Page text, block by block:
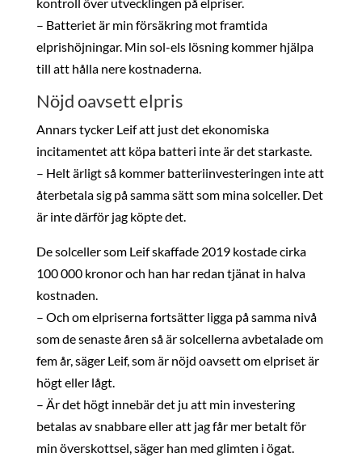
kontroll över utvecklingen på elpriser.
– Batteriet är min försäkring mot framtida
elprishöjningar. Min sol-els lösning kommer hjälpa
till att hålla nere kostnaderna.
Nöjd oavsett elpris
Annars tycker Leif att just det ekonomiska
incitamentet att köpa batteri inte är det starkaste.
– Helt ärligt så kommer batteriinvesteringen inte att
återbetala sig på samma sätt som mina solceller. Det
är inte därför jag köpte det.
De solceller som Leif skaffade 2019 kostade cirka
100 000 kronor och han har redan tjänat in halva
kostnaden.
– Och om elpriserna fortsätter ligga på samma nivå
som de senaste åren så är solcellerna avbetalade om
fem år, säger Leif, som är nöjd oavsett om elpriset är
högt eller lågt.
– Är det högt innebär det ju att min investering
betalas av snabbare eller att jag får mer betalt för
min överskottsel, säger han med glimten i ögat.